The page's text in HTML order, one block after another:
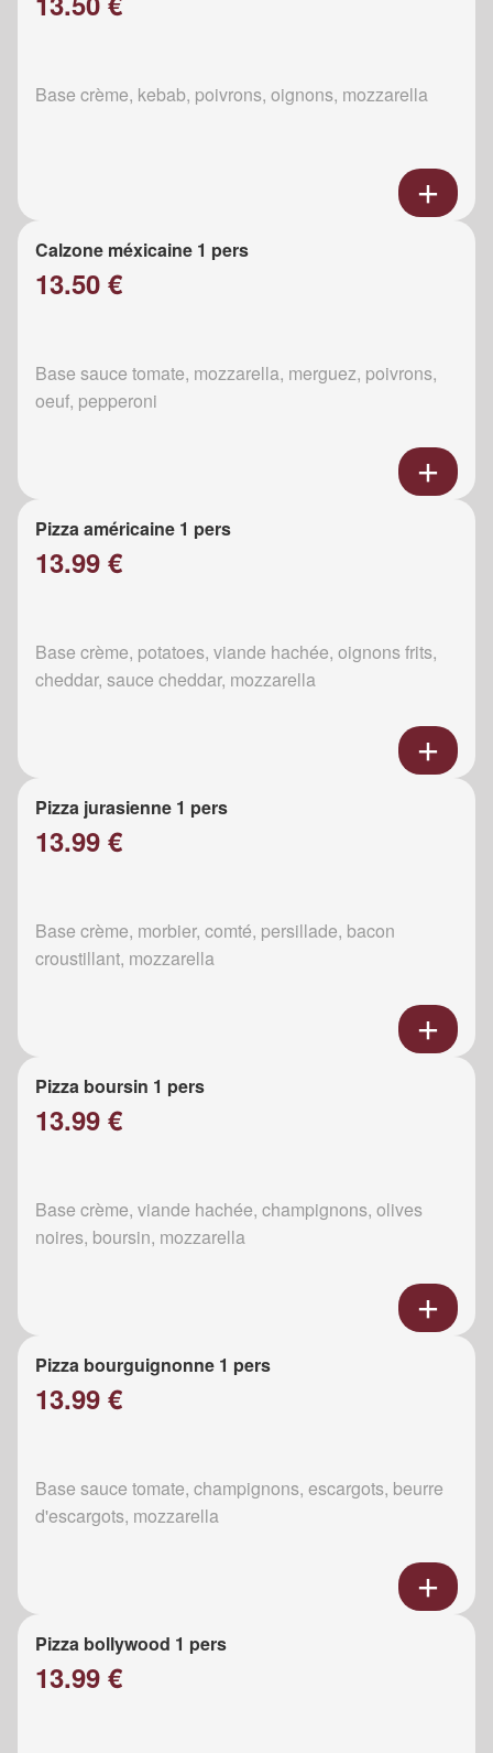
Base crème, kebab, poivrons, oignons, mozzarella
Calzone méxicaine 1 pers
13.50 €
Base sauce tomate, mozzarella, merguez, poivrons,
oeuf, pepperoni
Pizza américaine 1 pers
13.99 €
Base crème, potatoes, viande hachée, oignons frits,
cheddar, sauce cheddar, mozzarella
Pizza jurasienne 1 pers
13.99 €
Base crème, morbier, comté, persillade, bacon
croustillant, mozzarella
Pizza boursin 1 pers
13.99 €
Base crème, viande hachée, champignons, olives
noires, boursin, mozzarella
Pizza bourguignonne 1 pers
13.99 €
Base sauce tomate, champignons, escargots, beurre
d'escargots, mozzarella
Pizza bollywood 1 pers
13.99 €